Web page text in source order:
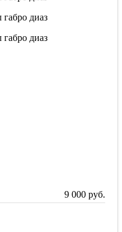
9 000 руб.